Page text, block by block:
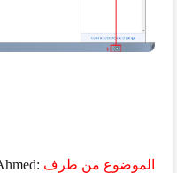
الموضوع من طرف :